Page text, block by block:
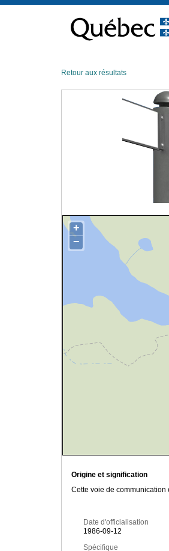
contenu
Retour aux résultats
+
−
Origine et signification
Cette voie de communication
Date d'officialisation
1986-09-12
Spécifique